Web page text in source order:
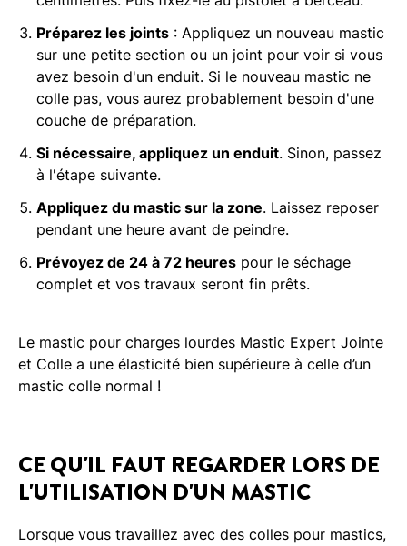
Préparez les joints : Appliquez un nouveau mastic
sur une petite section ou un joint pour voir si vous
avez besoin d'un enduit. Si le nouveau mastic ne
colle pas, vous aurez probablement besoin d'une
couche de préparation.
Si nécessaire, appliquez un enduit. Sinon, passez
à l'étape suivante.
Appliquez du mastic sur la zone. Laissez reposer
pendant une heure avant de peindre.
Prévoyez de 24 à 72 heures pour le séchage
complet et vos travaux seront fin prêts.
Le mastic pour charges lourdes Mastic Expert Jointe
et Colle a une élasticité bien supérieure à celle d’un
mastic colle normal !
CE QU'IL FAUT REGARDER LORS DE
L'UTILISATION D'UN MASTIC
Lorsque vous travaillez avec des colles pour mastics,